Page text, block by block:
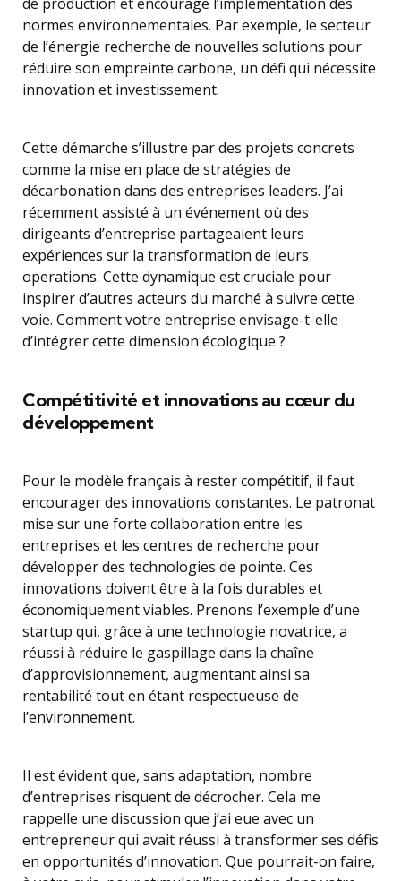
normes environnementales. Par exemple, le secteur
de l’énergie recherche de nouvelles solutions pour
réduire son empreinte carbone, un défi qui nécessite
innovation et investissement.
Cette démarche s’illustre par des projets concrets
comme la mise en place de stratégies de
décarbonation dans des entreprises leaders. J’ai
récemment assisté à un événement où des
dirigeants d’entreprise partageaient leurs
expériences sur la transformation de leurs
operations. Cette dynamique est cruciale pour
inspirer d’autres acteurs du marché à suivre cette
voie. Comment votre entreprise envisage-t-elle
d’intégrer cette dimension écologique ?
Compétitivité et innovations au cœur du
développement
Pour le modèle français à rester compétitif, il faut
encourager des innovations constantes. Le patronat
mise sur une forte collaboration entre les
entreprises et les centres de recherche pour
développer des technologies de pointe. Ces
innovations doivent être à la fois durables et
économiquement viables. Prenons l’exemple d’une
startup qui, grâce à une technologie novatrice, a
réussi à réduire le gaspillage dans la chaîne
d’approvisionnement, augmentant ainsi sa
rentabilité tout en étant respectueuse de
l’environnement.
Il est évident que, sans adaptation, nombre
d’entreprises risquent de décrocher. Cela me
rappelle une discussion que j’ai eue avec un
entrepreneur qui avait réussi à transformer ses défis
en opportunités d’innovation. Que pourrait-on faire,